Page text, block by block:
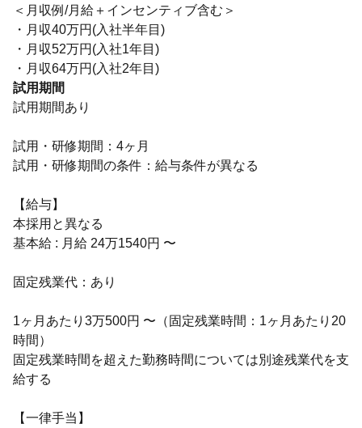
＜月収例/月給＋インセンティブ含む＞
・月収40万円(入社半年目)
・月収52万円(入社1年目)
・月収64万円(入社2年目)
試用期間
試用期間あり
試用・研修期間：4ヶ月
試用・研修期間の条件：給与条件が異なる
【給与】
本採用と異なる
基本給 : 月給 24万1540円 〜
固定残業代：あり
1ヶ月あたり3万500円 〜（固定残業時間：1ヶ月あたり20
時間）
固定残業時間を超えた勤務時間については別途残業代を支
給する
【一律手当】